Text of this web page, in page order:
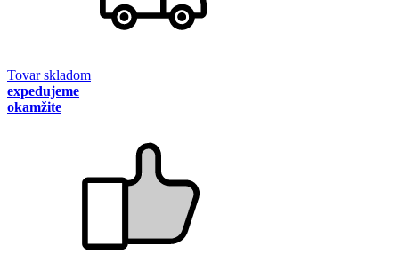
Tovar skladom
expedujeme
okamžite